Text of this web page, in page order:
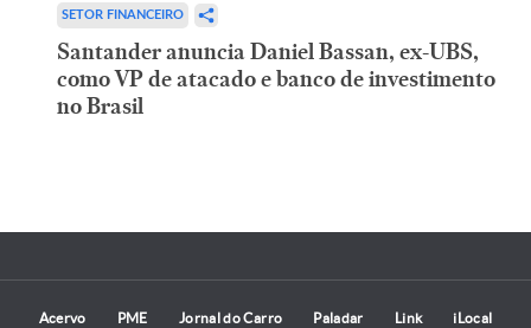
SETOR FINANCEIRO
Santander anuncia Daniel Bassan, ex-UBS,
como VP de atacado e banco de investimento
no Brasil
Acervo PME Jornal do Carro Paladar Link iLocal